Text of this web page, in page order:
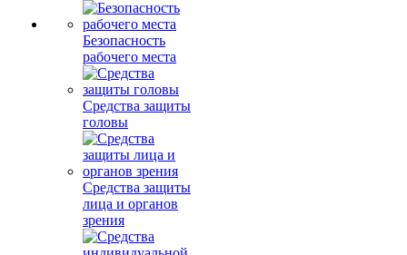
Безопасность
рабочего места
Средства защиты
головы
Средства защиты
лица и органов
зрения